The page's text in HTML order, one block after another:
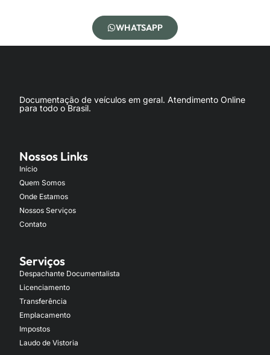
WHATSAPP
Documentação de veículos em geral. Atendimento Online
para todo o Brasil.
Nossos Links
Início
Quem Somos
Onde Estamos
Nossos Serviços
Contato
Serviços
Despachante Documentalista
Licenciamento
Transferência
Emplacamento
Impostos
Laudo de Vistoria